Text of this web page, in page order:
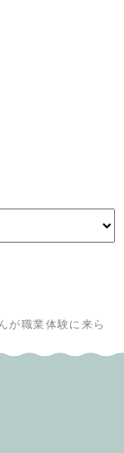
が職業体験に来ら